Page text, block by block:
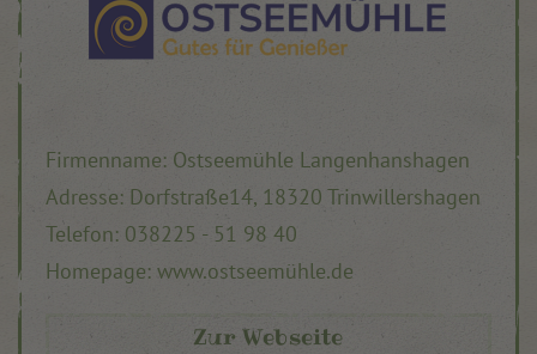
Firmenname: Ostseemühle Langenhanshagen
Adresse: Dorfstraße14, 18320 Trinwillershagen
Telefon: 038225 - 51 98 40
Homepage: www.ostseemühle.de
Zur Webseite